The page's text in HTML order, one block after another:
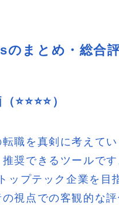
のまとめ・総合
⭐️⭐️⭐️⭐️）
職を真剣に考えて
奨できるツールで
ップテック企業を目
視点での客観的な